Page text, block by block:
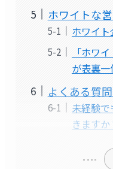
ホワイトな
ホワイ
「ホワ
が表裏
よくある質問
未経験
きますか